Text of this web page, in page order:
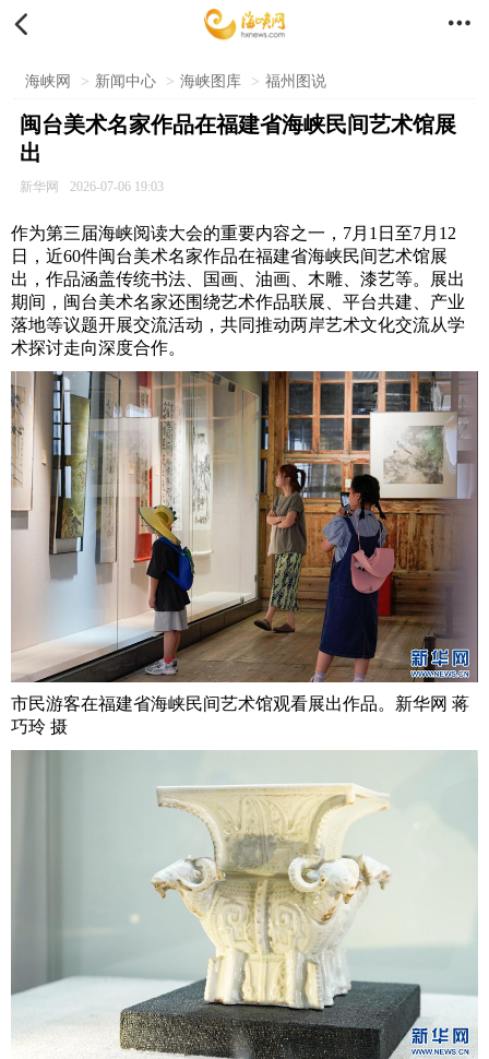
 
海峡网 > 新闻中心 > 海峡图库 > 福州图说
闽台美术名家作品在福建省海峡民间艺术馆展
出
新华网 2026-07-06 19:03
作为第三届海峡阅读大会的重要内容之一，7月1日至7月12
日，近60件闽台美术名家作品在福建省海峡民间艺术馆展
出，作品涵盖传统书法、国画、油画、木雕、漆艺等。展出
期间，闽台美术名家还围绕艺术作品联展、平台共建、产业
落地等议题开展交流活动，共同推动两岸艺术文化交流从学
术探讨走向深度合作。
市民游客在福建省海峡民间艺术馆观看展出作品。新华网 蒋
巧玲 摄